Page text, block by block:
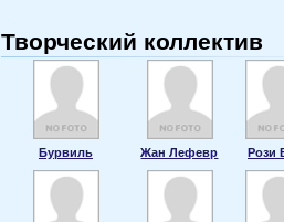
Творческий коллектив
Бурвиль Жан Лефевр Рози